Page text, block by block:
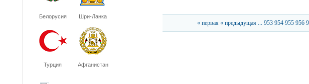
Белорусия Шри-Ланка
Турция Афганистан
« первая « предыдущая ... 953 954 955 956